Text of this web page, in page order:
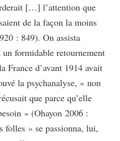
[…] l’attention que
de la façon la moins
: 849). On assista
un formidable retournement
France d’avant 1914 avait
la psychanalyse, « non
que parce qu’elle
» (Ohayon 2006 :
folles » se passionna, lui,